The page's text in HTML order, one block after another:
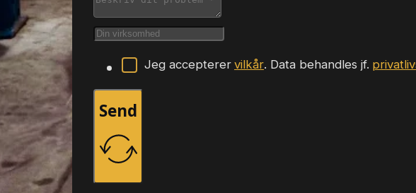
Jeg accepterer vilkår. Data behandles jf.
Send